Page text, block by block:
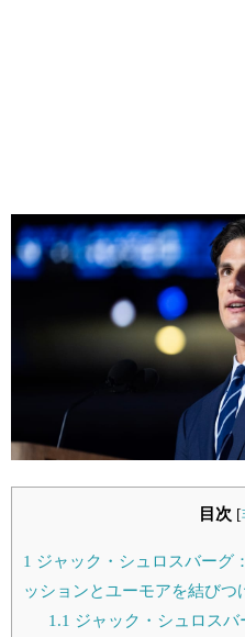
目次 [
1 ジャック・シュロスバーグ
ッションとユーモアを結びつ
1.1 ジャック・シュロスバ